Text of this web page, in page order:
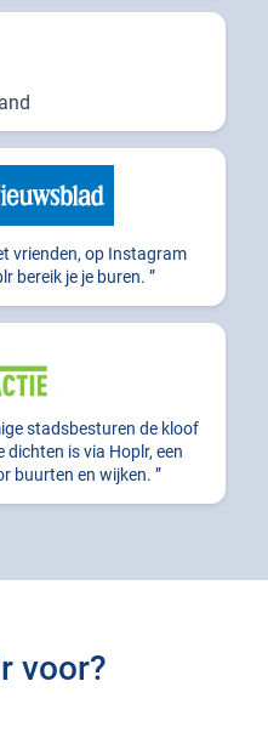
vrienden, op Instagram
bereik je je buren.
stadsbesturen de kloof
is via Hoplr, een
buurten en wijken.
voor?